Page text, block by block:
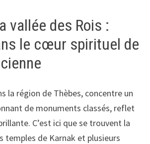
vallée des Rois :
le cœur spirituel de
la région de Thèbes, concentre un
de monuments classés, reflet
C’est ici que se trouvent la
temples de Karnak et plusieurs